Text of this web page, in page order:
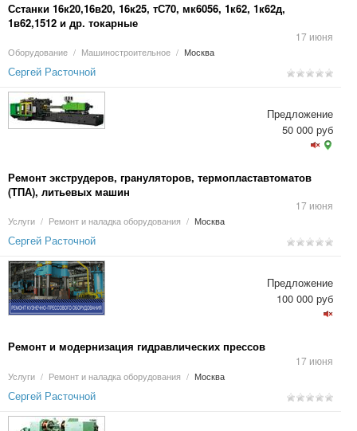
Сстанки 16к20,16в20, 16к25, тС70, мк6056, 1к62, 1к62д,
1в62,1512 и др. токарные
17 июня
Оборудование / Машиностроительное / Москва
Сергей Расточной
Ремонт экструдеров, грануляторов, термопластавтоматов
(ТПА), литьевых машин
17 июня
Услуги / Ремонт и наладка оборудования / Москва
Предложение
50 000 руб
Сергей Расточной
Ремонт и модернизация гидравлических прессов
17 июня
Услуги / Ремонт и наладка оборудования / Москва
Предложение
100 000 руб
Сергей Расточной